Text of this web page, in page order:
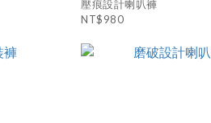
壓痕設計喇叭褲
NT$980